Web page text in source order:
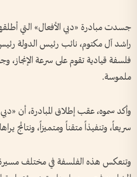
جسدت مبادرة «دبي الأفعال» التي
راشد آل مكتوم، نائب رئيس الدولة
فلسفة قيادية تقوم على سرعة الإنجاز،
ملموسة.
سريعاً، وتنفيذاً متقناً ومتميزاً، ونتائج
وتنعكس هذه الفلسفة في مختلف مسيرة